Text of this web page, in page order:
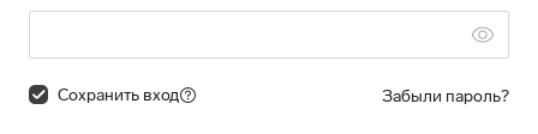
Сохранить вход Забыли пароль?